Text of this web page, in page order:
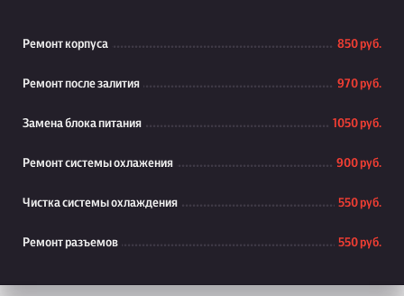
Ремонт корпуса 850 руб.
Ремонт после залития 970 руб.
Замена блока питания 1050 руб.
Ремонт системы охлажения 900 руб.
Чистка системы охлаждения 550 руб.
Ремонт разъемов 550 руб.